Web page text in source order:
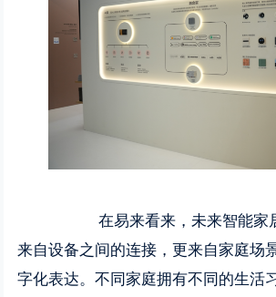
在易来看来，未来智能家居
来自设备之间的连接，更来自家庭场
字化表达。不同家庭拥有不同的生活